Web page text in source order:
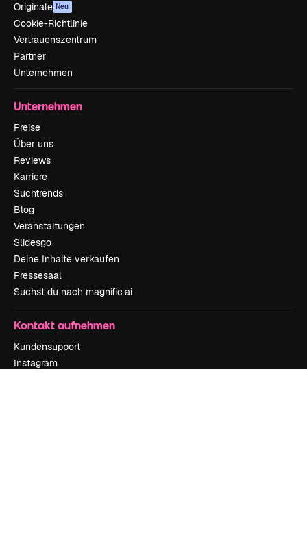
Originale Neu
Cookie-Richtlinie
Vertrauenszentrum
Partner
Unternehmen
Unternehmen
Preise
Über uns
Reviews
Karriere
Suchtrends
Blog
Veranstaltungen
Slidesgo
Deine Inhalte verkaufen
Pressesaal
Suchst du nach magnific.ai
Kontakt aufnehmen
Kundensupport
Instagram